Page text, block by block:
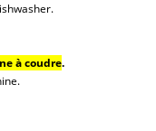
à coudre.